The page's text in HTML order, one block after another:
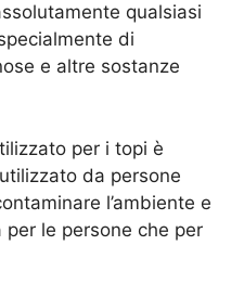
qualsiasi
di
e altre sostanze
per i topi è
da persone
l’ambiente e
le persone che per